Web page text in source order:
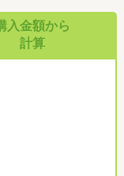
入金額から
計算